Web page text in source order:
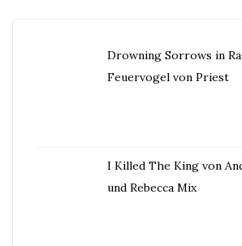
Drowning Sorrows in
Feuervogel von Priest
I Killed The King von
und Rebecca Mix